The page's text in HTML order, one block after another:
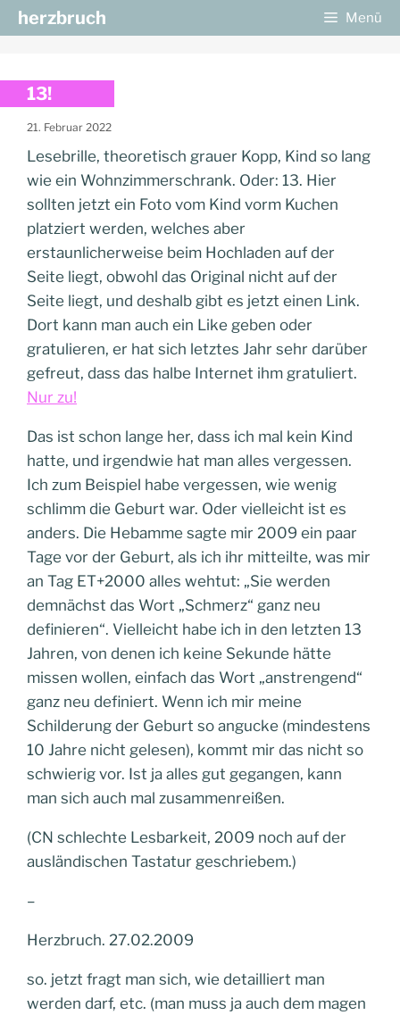
Zum
Inhalt
herzbruch Menü
13!
21. Februar 2022
Lesebrille, theoretisch grauer Kopp, Kind so lang
wie ein Wohnzimmerschrank. Oder: 13. Hier
sollten jetzt ein Foto vom Kind vorm Kuchen
platziert werden, welches aber
erstaunlicherweise beim Hochladen auf der
Seite liegt, obwohl das Original nicht auf der
Seite liegt, und deshalb gibt es jetzt einen Link.
Dort kann man auch ein Like geben oder
gratulieren, er hat sich letztes Jahr sehr darüber
gefreut, dass das halbe Internet ihm gratuliert.
Nur zu!
Das ist schon lange her, dass ich mal kein Kind
hatte, und irgendwie hat man alles vergessen.
Ich zum Beispiel habe vergessen, wie wenig
schlimm die Geburt war. Oder vielleicht ist es
anders. Die Hebamme sagte mir 2009 ein paar
Tage vor der Geburt, als ich ihr mitteilte, was mir
an Tag ET+2000 alles wehtut: „Sie werden
demnächst das Wort „Schmerz“ ganz neu
definieren“. Vielleicht habe ich in den letzten 13
Jahren, von denen ich keine Sekunde hätte
missen wollen, einfach das Wort „anstrengend“
ganz neu definiert. Wenn ich mir meine
Schilderung der Geburt so angucke (mindestens
10 Jahre nicht gelesen), kommt mir das nicht so
schwierig vor. Ist ja alles gut gegangen, kann
man sich auch mal zusammenreißen.
(CN schlechte Lesbarkeit, 2009 noch auf der
ausländischen Tastatur geschriebem.)
–
Herzbruch. 27.02.2009
so. jetzt fragt man sich, wie detailliert man
werden darf, etc. (man muss ja auch dem magen